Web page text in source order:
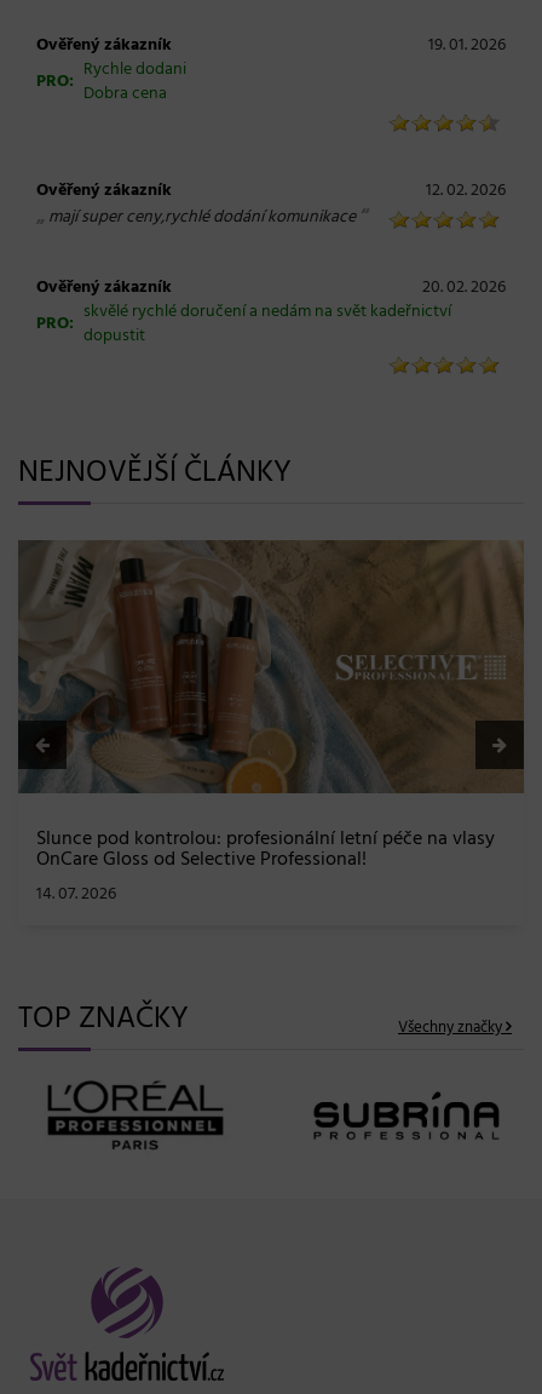
Ověřený zákazník
19. 01. 2026
PRO: Rychle dodani
Dobra cena
Ověřený zákazník 12. 02. 2026
„ mají super ceny,rychlé dodání komunikace“
Ověřený zákazník
20. 02. 2026
PRO: skvělé rychlé doručení a nedám na svět kadeřnictví
dopustit
NEJNOVĚJŠÍ ČLÁNKY
BLONDME přichází s novou érou blond: lesk,
a maximální péče bez kompromisů
08. 06. 2026
TOP ZNAČKY Všechny značky